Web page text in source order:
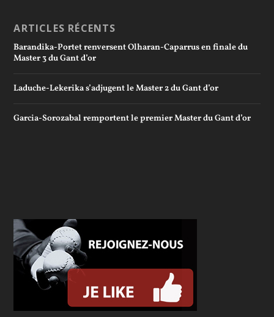
ARTICLES RÉCENTS
Barandika-Portet renversent Olharan-Caparrus en finale du
Master 3 du Gant d’or
Laduche-Lekerika s’adjugent le Master 2 du Gant d’or
Garcia-Sorozabal remportent le premier Master du Gant d’or